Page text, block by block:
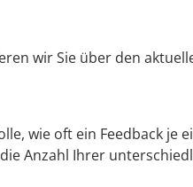
wir Sie über den
wie oft ein Feedback je
Anzahl Ihrer